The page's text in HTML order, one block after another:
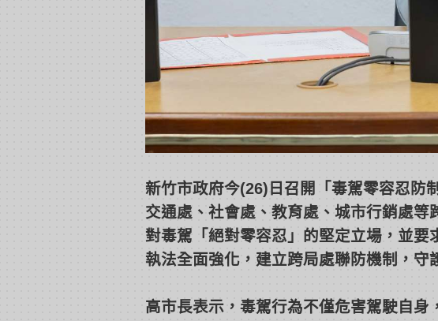
新竹市政府今(26)日召開「毒駕零容忍防
交通處、社會處、教育處、城市行銷處
對毒駕「絕對零容忍」的堅定立場，並
執法全面強化，建立跨局處聯防機制，守
高市長表示，毒駕行為不僅危害駕駛自